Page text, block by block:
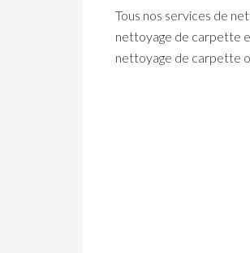
Tous nos services de
nettoyage de carpette
nettoyage de carpette